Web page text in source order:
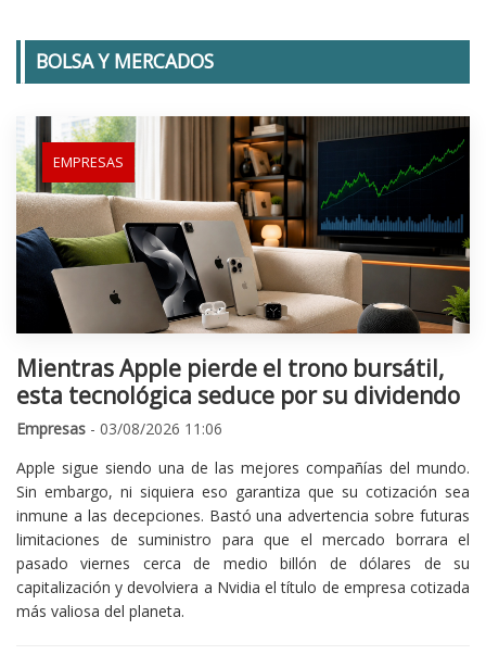
BOLSA Y MERCADOS
EMPRESAS
Mientras Apple pierde el trono bursátil,
esta tecnológica seduce por su dividendo
Empresas - 03/08/2026 11:06
Apple sigue siendo una de las mejores compañías del mundo.
Sin embargo, ni siquiera eso garantiza que su cotización sea
inmune a las decepciones. Bastó una advertencia sobre futuras
limitaciones de suministro para que el mercado borrara el
pasado viernes cerca de medio billón de dólares de su
capitalización y devolviera a Nvidia el título de empresa cotizada
más valiosa del planeta.